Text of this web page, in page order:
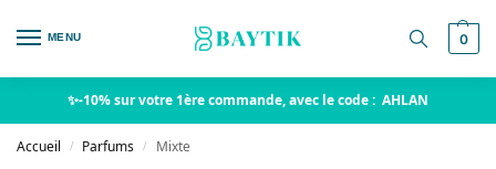
MENU 0
✨-10% sur votre 1ère commande, avec le code : AHLAN
Accueil / Parfums / Mixte